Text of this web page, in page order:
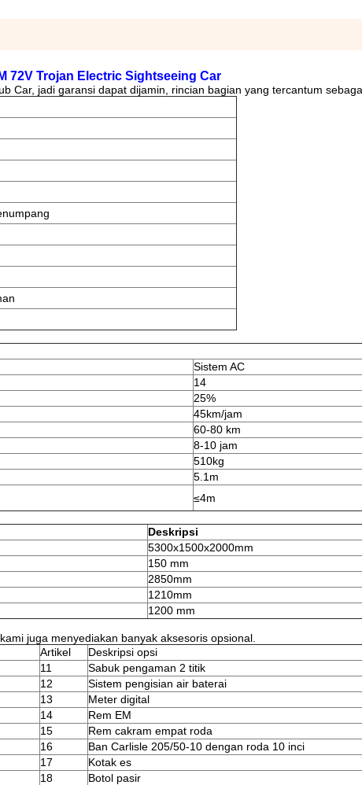
72V Trojan Electric Sightseeing Car
Car, jadi garansi dapat dijamin, rincian bagian yang tercantum
Sistem AC
14
25%
45km/jam
60-80 km
8-10 jam
510kg
5.1m
≤4m
Deskripsi
5300x1500x2000mm
150 mm
2850mm
1210mm
1200 mm
juga menyediakan banyak aksesoris opsional.
Artikel
Deskripsi opsi
11
Sabuk pengaman 2 titik
12
Sistem pengisian air baterai
13
Meter digital
14
Rem EM
15
Rem cakram empat roda
16
Ban Carlisle 205/50-10 dengan roda 10 inci
17
Kotak es
18
Botol pasir